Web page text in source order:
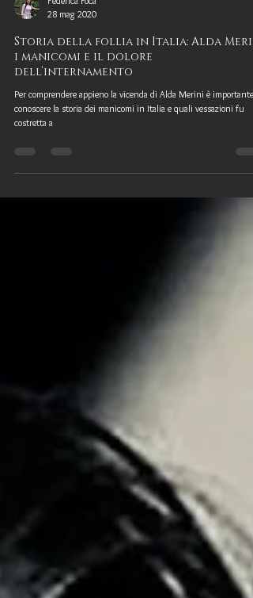
28 mag 2020
Storia della follia in Italia: Alda
i manicomi e il dolore
dell’internamento
Per comprendere appieno la vicenda di Alda Merini è importante
costretta a